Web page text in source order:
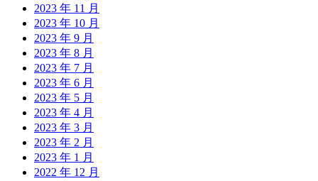
2023 年 11 月
2023 年 10 月
2023 年 9 月
2023 年 8 月
2023 年 7 月
2023 年 6 月
2023 年 5 月
2023 年 4 月
2023 年 3 月
2023 年 2 月
2023 年 1 月
2022 年 12 月